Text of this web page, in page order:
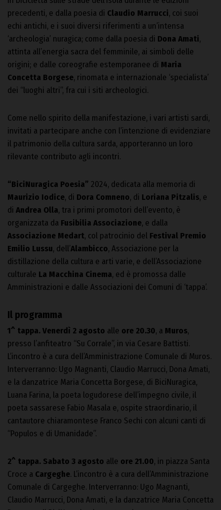
precedenti, e dalla poesia di Claudio Marrucci, coi suoi
echi antichi, e i suoi diversi riferimenti a un’intensa
‘archeologia’ nuragica; come dalla poesia di Dona Amati,
attinta all’energia sacra del femminile, ai simboli delle
origini; e dalle coreografie estemporanee di Maria
Concetta Borgese, rinomata e internazionale ‘specialista’
dei “luoghi altri”, fra cui i siti archeologici.
Come nello spirito della manifestazione, i vari artisti sardi,
invitati a partecipare anche con l’intenzione di evidenziare
il patrimonio della cultura sarda, apporteranno un loro
rilevante contributo agli incontri.
“BiciNuragica Poesia” 2024, dedicata alla memoria di
Maurizio Iodice, di Dora Comneno, di Loriana Pitzalis, e
di Andrea Olla, tra i primi promotori dell’evento, è
organizzata da Fusibilia Associazione, e dalla
Associazione Medart, col patrocinio del Festival Premio
Emilio Lussu, dell’Alambicco, Associazione per la
distillazione della cultura e arti varie, e dell’Associazione
culturale La Macchina Cinema, ed è promossa dalle
Amministrazioni e dalle Associazioni dei Comuni di ‘tappa’.
Il programma
1^ tappa.Venerdì 2 agosto alle ore 20.30, a Muros,
presso l’anfiteatro “Su Corrale”, in via Cesare Battisti.
L’incontro è a cura dell’Amministrazione Comunale di Muros.
Interverranno: Ugo Magnanti, Claudio Marrucci, Dona Amati,
e la danzatrice Maria Concetta Borgese, di BiciNuragica,
Luana Farina, la poeta logudorese dell’impegno civile, il
poeta sassarese Fabio Masala e, ospite straordinario, il
cantautore chiaramontese Franco Sechi con alcuni canti di
“Populos e di Umanidade”.
2^ tappa. Sabato 3 agosto alle ore 21.00, in piazza Santa
Croce a Cargeghe. L’incontro è a cura dell’Amministrazione
Comunale di Cargeghe. Interverranno: Ugo Magnanti,
Claudio Marrucci, Dona Amati, e la danzatrice Maria Concetta